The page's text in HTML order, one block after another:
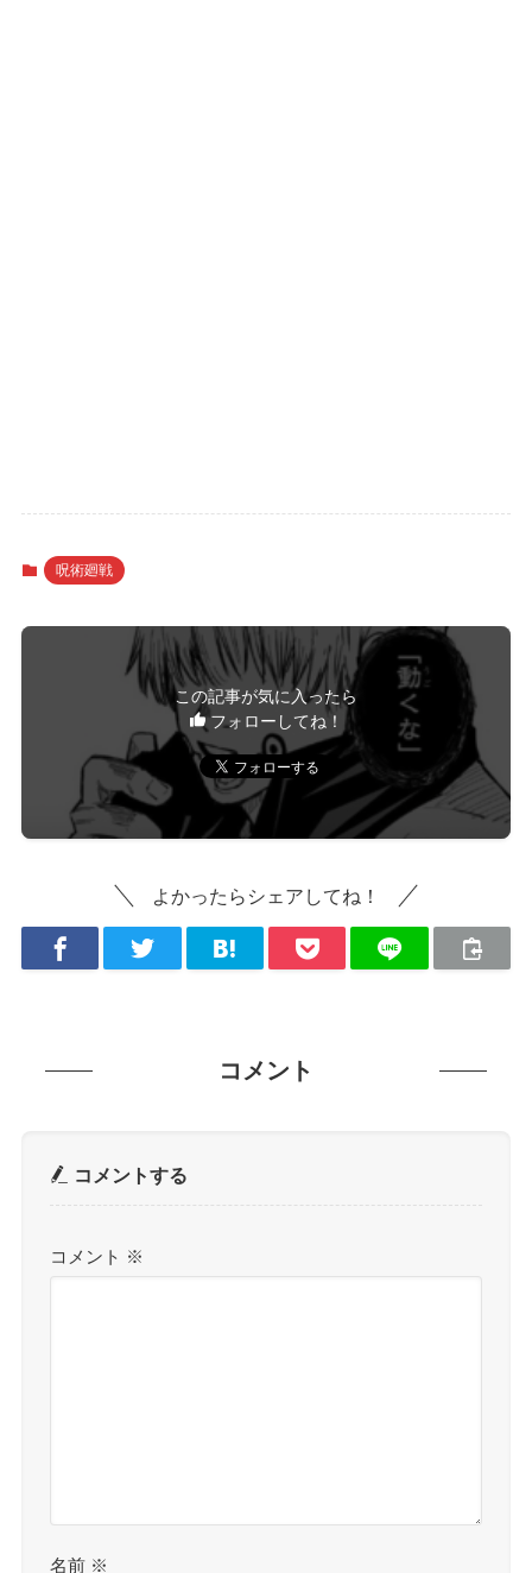
呪術廻戦
この記事が気に入ったら
フォローしてね！
よかったらシェアしてね！
コメント
コメントする
コメント ※
名前 ※